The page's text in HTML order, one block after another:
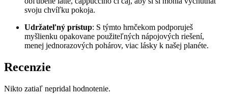
svoju chvíľku pokoja.
Udržateľný prístup: S týmto hrnčekom podporuješ
myšlienku opakovane použiteľných nápojových riešení,
menej jednorazových pohárov, viac lásky k našej planéte.
Recenzie
Nikto zatiaľ nepridal hodnotenie.